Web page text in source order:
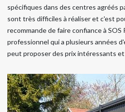
spécifiques dans des centres agréés
sont très difficiles à réaliser et c'est
recommande de faire confiance à SOS
professionnel qui a plusieurs années
peut proposer des prix intéressants